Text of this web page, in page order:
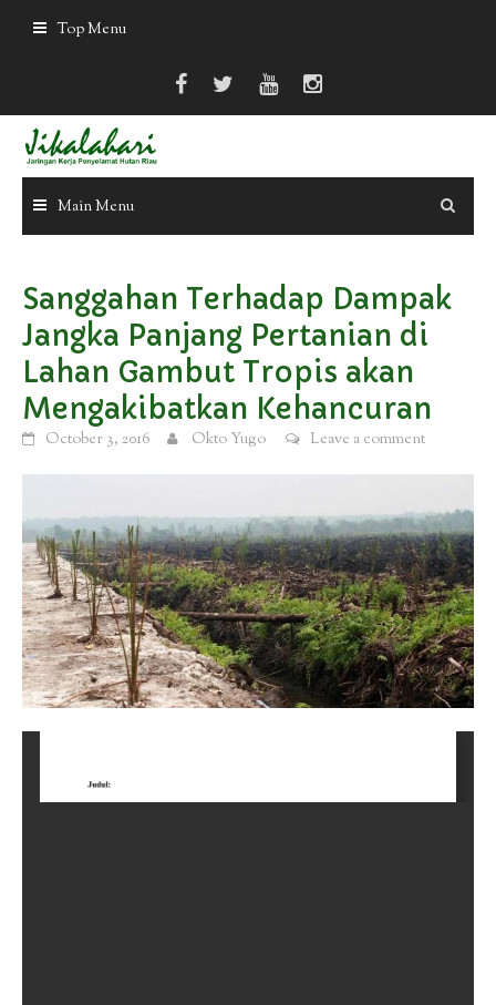
Top Menu
Main Menu
Sanggahan Terhadap Dampak
Jangka Panjang Pertanian di
Lahan Gambut Tropis akan
Mengakibatkan Kehancuran
October 3, 2016 Okto Yugo Leave a comment